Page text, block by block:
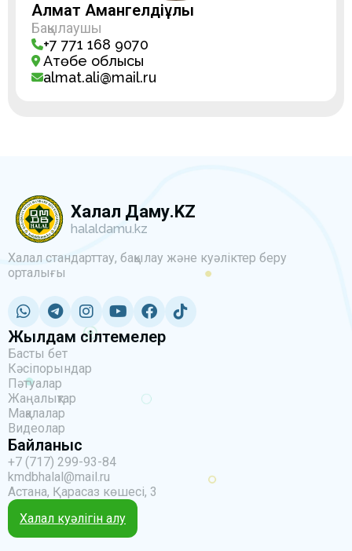
Алмат Амангелдіұлы
Бақылаушы
+7 771 168 9070
Ақтөбе облысы
almat.ali@mail.ru
Халал Даму.KZ
halaldamu.kz
Халал стандарттау, бақылау және куәліктер беру
орталығы
Жылдам сілтемелер
Басты бет
Кәсіпорындар
Пәтуалар
Жаңалықтар
Мақалалар
Видеолар
Байланыс
+7 (717) 299-93-84
kmdbhalal@mail.ru
Астана, Қарасаз көшесі, 3
Халал куәлігін алу